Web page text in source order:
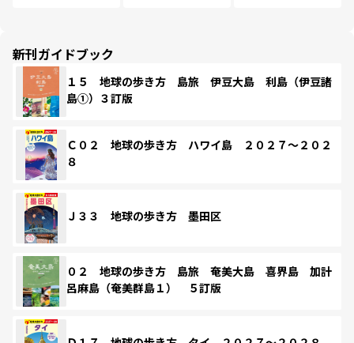
新刊ガイドブック
１５ 地球の歩き方 島旅 伊豆大島 利島（伊豆諸
島①）３訂版
Ｃ０２ 地球の歩き方 ハワイ島 ２０２７～２０２
８
Ｊ３３ 地球の歩き方 墨田区
０２ 地球の歩き方 島旅 奄美大島 喜界島 加計
呂麻島（奄美群島１） ５訂版